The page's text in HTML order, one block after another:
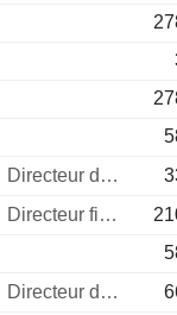
Directeur des ressources humaines
Directeur financier
Directeur des ressources humaines